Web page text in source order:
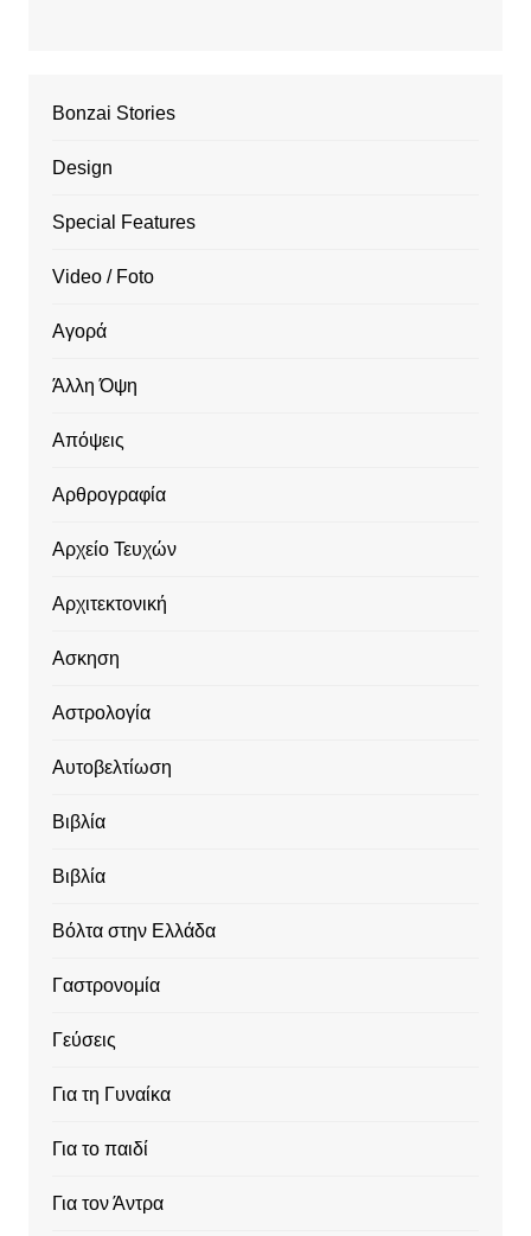
Bonzai Stories
Design
Special Features
Video / Foto
Αγορά
Άλλη Όψη
Απόψεις
Αρθρογραφία
Αρχείο Τευχών
Αρχιτεκτονική
Ασκηση
Αστρολογία
Αυτοβελτίωση
Βιβλία
Βιβλία
Βόλτα στην Ελλάδα
Γαστρονομία
Γεύσεις
Για τη Γυναίκα
Για το παιδί
Για τον Άντρα